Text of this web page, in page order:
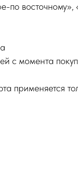
по
с момента
применяется